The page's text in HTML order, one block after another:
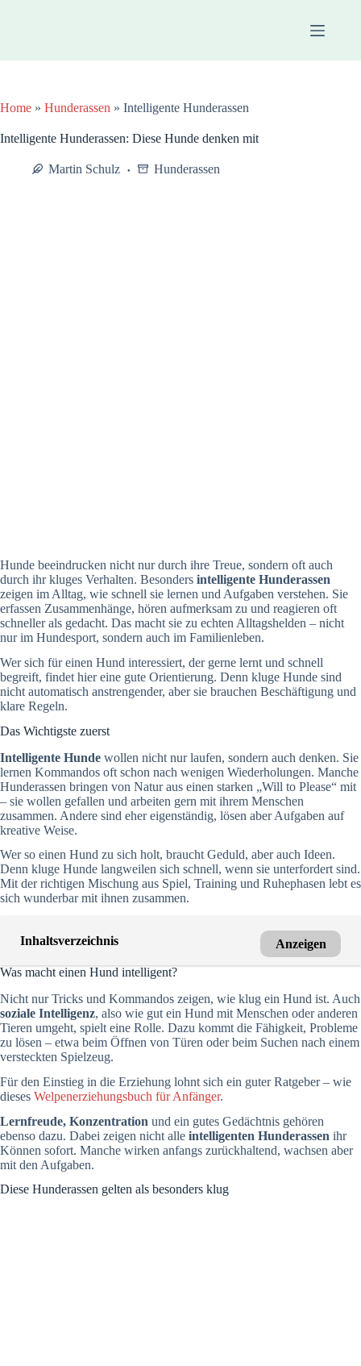
Home » Hunderassen » Intelligente Hunderassen
Intelligente Hunderassen: Diese Hunde denken mit
Martin Schulz Hunderassen
Hunde beeindrucken nicht nur durch ihre Treue, sondern oft auch
durch ihr kluges Verhalten. Besonders intelligente Hunderassen
zeigen im Alltag, wie schnell sie lernen und Aufgaben verstehen. Sie
erfassen Zusammenhänge, hören aufmerksam zu und reagieren oft
schneller als gedacht. Das macht sie zu echten Alltagshelden – nicht
nur im Hundesport, sondern auch im Familienleben.
Wer sich für einen Hund interessiert, der gerne lernt und schnell
begreift, findet hier eine gute Orientierung. Denn kluge Hunde sind
nicht automatisch anstrengender, aber sie brauchen Beschäftigung und
klare Regeln.
Das Wichtigste zuerst
Intelligente Hunde wollen nicht nur laufen, sondern auch denken. Sie
lernen Kommandos oft schon nach wenigen Wiederholungen. Manche
Hunderassen bringen von Natur aus einen starken „Will to Please“ mit
– sie wollen gefallen und arbeiten gern mit ihrem Menschen
zusammen. Andere sind eher eigenständig, lösen aber Aufgaben auf
kreative Weise.
Wer so einen Hund zu sich holt, braucht Geduld, aber auch Ideen.
Denn kluge Hunde langweilen sich schnell, wenn sie unterfordert sind.
Mit der richtigen Mischung aus Spiel, Training und Ruhephasen lebt es
sich wunderbar mit ihnen zusammen.
Inhaltsverzeichnis Anzeigen
Was macht einen Hund intelligent?
Nicht nur Tricks und Kommandos zeigen, wie klug ein Hund ist. Auch
soziale Intelligenz, also wie gut ein Hund mit Menschen oder anderen
Tieren umgeht, spielt eine Rolle. Dazu kommt die Fähigkeit, Probleme
zu lösen – etwa beim Öffnen von Türen oder beim Suchen nach einem
versteckten Spielzeug.
Für den Einstieg in die Erziehung lohnt sich ein guter Ratgeber – wie
dieses Welpenerziehungsbuch für Anfänger.
Lernfreude, Konzentration und ein gutes Gedächtnis gehören
ebenso dazu. Dabei zeigen nicht alle intelligenten Hunderassen ihr
Können sofort. Manche wirken anfangs zurückhaltend, wachsen aber
mit den Aufgaben.
Diese Hunderassen gelten als besonders klug